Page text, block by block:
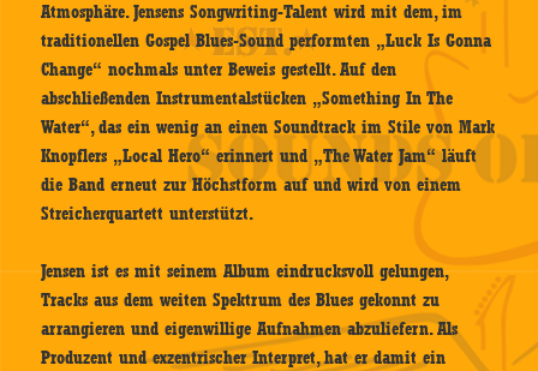
Atmosphäre. Jensens Songwriting-Talent wird mit dem, im
traditionellen Gospel Blues-Sound performten „Luck Is Gonna
Change“ nochmals unter Beweis gestellt. Auf den
abschließenden Instrumentalstücken „Something In The
Water“, das ein wenig an einen Soundtrack im Stile von Mark
Knopflers „Local Hero“ erinnert und „The Water Jam“ läuft
die Band erneut zur Höchstform auf und wird von einem
Streicherquartett unterstützt.
Jensen ist es mit seinem Album eindrucksvoll gelungen,
Tracks aus dem weiten Spektrum des Blues gekonnt zu
arrangieren und eigenwillige Aufnahmen abzuliefern. Als
Produzent und exzentrischer Interpret, hat er damit ein